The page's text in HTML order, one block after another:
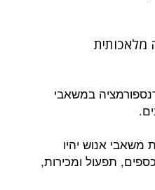
במשאבי
משאבי אנוש יהיו
תפעול ומכירות,